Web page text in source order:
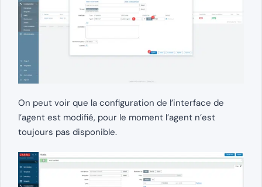
On peut voir que la configuration de l’interface de
l’agent est modifié, pour le moment l’agent n’est
toujours pas disponible.